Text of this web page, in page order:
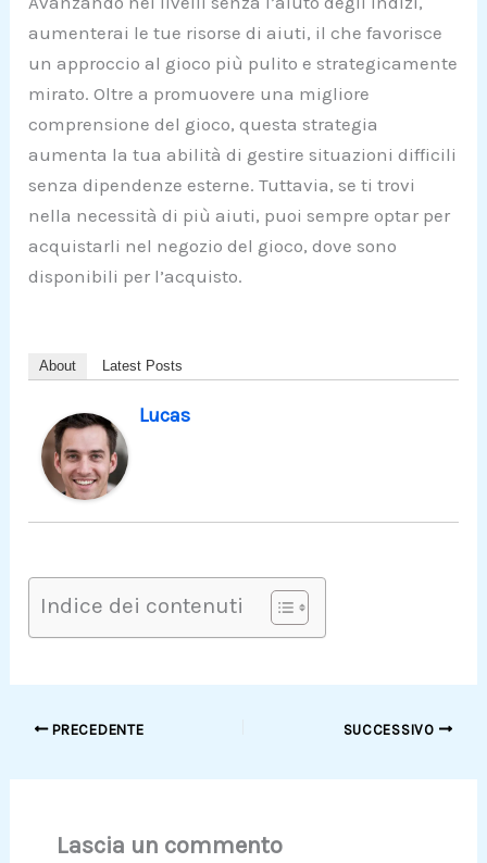
aumenterai le tue risorse di aiuti, il che favorisce
un approccio al gioco più pulito e strategicamente
mirato. Oltre a promuovere una migliore
comprensione del gioco, questa strategia
aumenta la tua abilità di gestire situazioni difficili
senza dipendenze esterne. Tuttavia, se ti trovi
nella necessità di più aiuti, puoi sempre optar per
acquistarli nel negozio del gioco, dove sono
disponibili per l’acquisto.
About Latest Posts
Lucas
Indice dei contenuti
PRECEDENTE SUCCESSIVO
Lascia un commento